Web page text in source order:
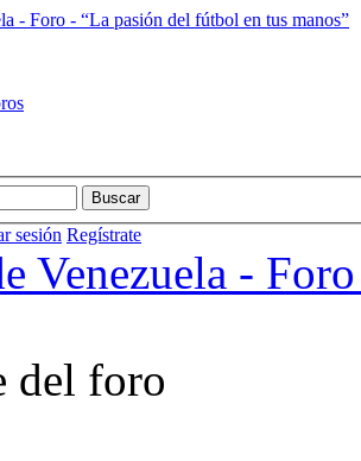
sesión Regístrate
Venezuela -
del foro